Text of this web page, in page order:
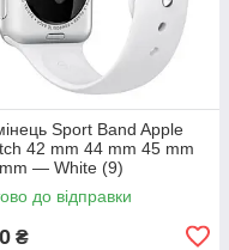
Sport Band Apple
42 mm 44 mm 45 mm
— White (9)
до відправки
₴